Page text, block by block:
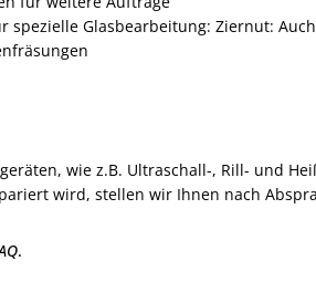
spezielle Glasbearbeitung: Ziernut:
wie z.B. Ultraschall-, Rill- und
wird, stellen wir Ihnen nach
.